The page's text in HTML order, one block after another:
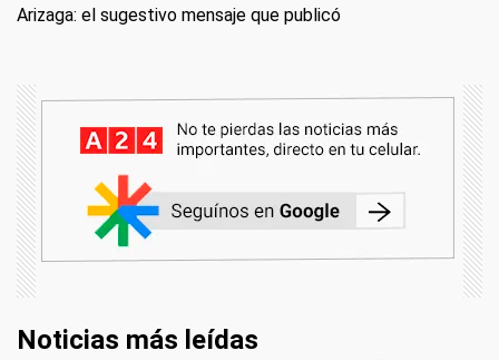
Arizaga: el sugestivo mensaje que publicó
Noticias más leídas